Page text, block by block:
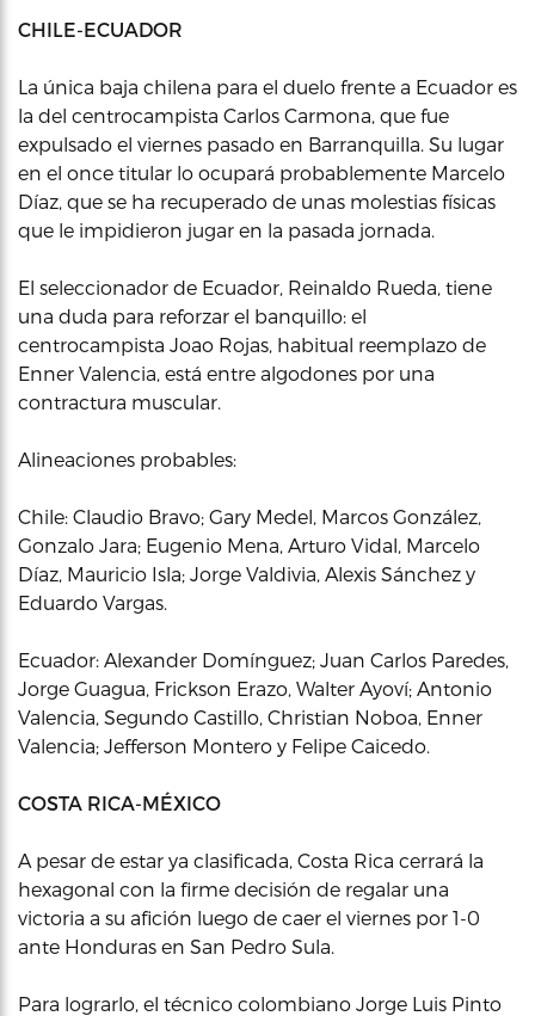
CHILE-ECUADOR
La única baja chilena para el duelo frente a Ecuador es
la del centrocampista Carlos Carmona, que fue
expulsado el viernes pasado en Barranquilla. Su lugar
en el once titular lo ocupará probablemente Marcelo
Díaz, que se ha recuperado de unas molestias físicas
que le impidieron jugar en la pasada jornada.
El seleccionador de Ecuador, Reinaldo Rueda, tiene
una duda para reforzar el banquillo: el
centrocampista Joao Rojas, habitual reemplazo de
Enner Valencia, está entre algodones por una
contractura muscular.
Alineaciones probables:
Chile: Claudio Bravo; Gary Medel, Marcos González,
Gonzalo Jara; Eugenio Mena, Arturo Vidal, Marcelo
Díaz, Mauricio Isla; Jorge Valdivia, Alexis Sánchez y
Eduardo Vargas.
Ecuador: Alexander Domínguez; Juan Carlos Paredes,
Jorge Guagua, Frickson Erazo, Walter Ayoví; Antonio
Valencia, Segundo Castillo, Christian Noboa, Enner
Valencia; Jefferson Montero y Felipe Caicedo.
COSTA RICA-MÉXICO
A pesar de estar ya clasificada, Costa Rica cerrará la
hexagonal con la firme decisión de regalar una
victoria a su afición luego de caer el viernes por 1-0
ante Honduras en San Pedro Sula.
Para lograrlo, el técnico colombiano Jorge Luis Pinto